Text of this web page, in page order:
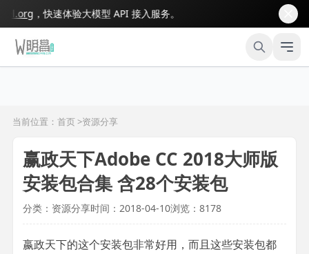
，快速体验大模型 API 接入服务。
当前位置：首页 >资源分享
赢政天下Adobe CC 2018大师版
安装包合集 含28个安装包
分类：资源分享时间：2018-04-10浏览：8178
嬴政天下的这个安装包非常好用，而且这些安装包都